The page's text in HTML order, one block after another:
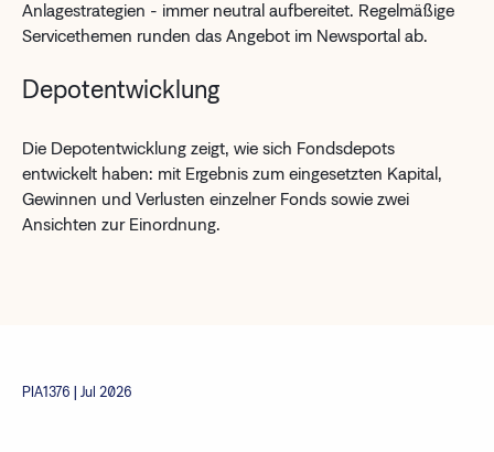
Anlagestrategien - immer neutral aufbereitet. Regelmäßige
Servicethemen runden das Angebot im Newsportal ab.
Depotentwicklung
Die Depotentwicklung zeigt, wie sich Fondsdepots
entwickelt haben: mit Ergebnis zum eingesetzten Kapital,
Gewinnen und Verlusten einzelner Fonds sowie zwei
Ansichten zur Einordnung.
PIA1376 | Jul 2026